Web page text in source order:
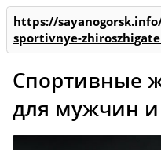
https://
sportivnye-
Спортивные
для мужчин